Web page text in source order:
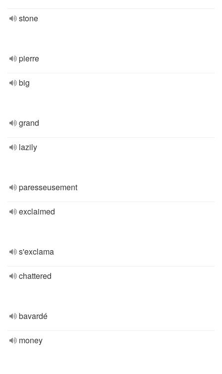
stone
pierre
big
grand
lazily
paresseusement
exclaimed
s'exclama
chattered
bavardé
money